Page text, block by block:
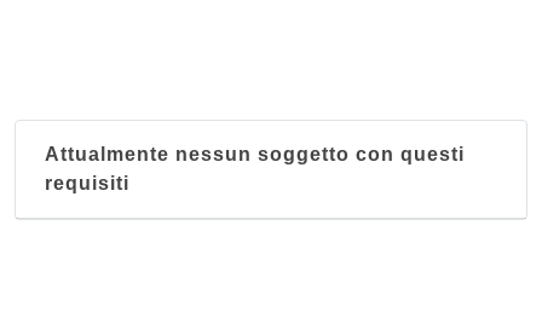
Attualmente nessun soggetto con questi
requisiti